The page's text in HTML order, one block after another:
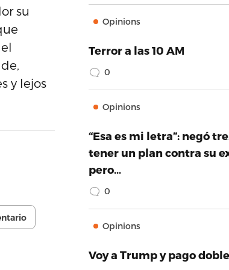
su
y lejos
Opinions
Terror a las 10 AM
0
Opinions
“Esa es mi letra”: negó
tener un plan contra su
pero…
0
Opinions
Voy a Trump y pago doble